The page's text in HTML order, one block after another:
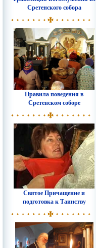
Сретенского собора
Правила поведения в
Сретенском соборе
Святое Причащение и
подготовка к Таинству